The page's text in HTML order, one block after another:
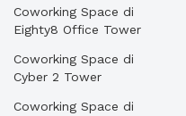
Coworking Space di
Eighty8 Office Tower
Coworking Space di
Cyber 2 Tower
Coworking Space di